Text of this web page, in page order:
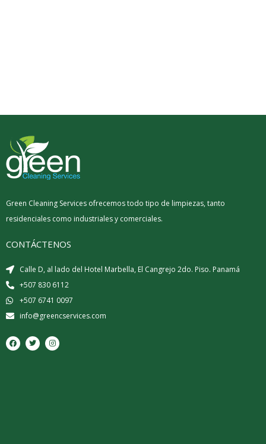
Green Cleaning Services ofrecemos todo tipo de limpiezas, tanto
residenciales como industriales y comerciales.
CONTÁCTENOS
Calle D, al lado del Hotel Marbella, El Cangrejo 2do. Piso. Panamá
+507 830 6112
+507 6741 0097
info@greencservices.com
F
a
c
T
w
i
I
n
s